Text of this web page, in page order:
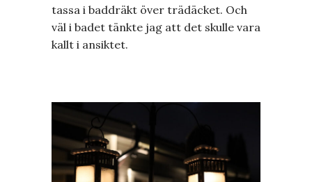
tassa i baddräkt över trädäcket. Och
väl i badet tänkte jag att det skulle vara
kallt i ansiktet.